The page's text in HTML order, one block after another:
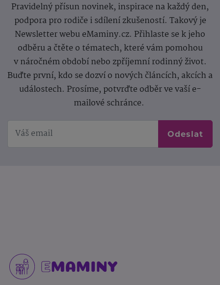
Pravidelný přísun novinek, inspirace na každý den,
podpora pro rodiče i sdílení zkušeností. Takový je
Newsletter webu eMaminy.cz. Přihlaste se k jeho
odběru a čtěte o tématech, které vám pomohou
v náročném období nebo zpříjemní rodinný život.
Buďte první, kdo se dozví o nových článcích, akcích a
událostech. Prosíme, potvrďte odběr ve vaší e-
mailové schránce.
Odeslat